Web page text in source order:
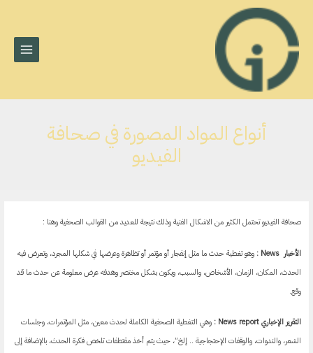
المحتوى
أنواع المواد المصورة في صحافة
الفيديو
صحافة الفيديو تحتمل الكثير من الاشكال الفنية وذلك نتيجة للعديد من القوالب الصحفية وهنا :
الأخبار
وهو تغطية حدث ما مثل إنفجار أو مؤتمر أو تظاهرة وعرضها في شكلها المجرد، وتعرض فيه
الحدث، المكان، الزمان، الأشخاص، والسبب، ويكون بشكل مختصر وهدفه عرض معلومة عن حدث ما قد
وقع.
التقرير الإخباري News report : وهي التغطية الصحفية الكاملة لحدث معين، مثل المؤتمرات، وجلسات
الشعر، والندوات، والوقفات الإحتجاجية .. إلخ”، حيث يتم أخذ مقتطفات تلخص فكرة الحدث، بالإضافة إلى